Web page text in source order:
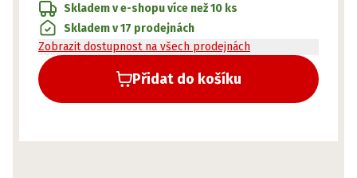
Přidat do košíku
Skladem v e-shopuvíce než 10 ks
Skladem v 17 prodejnách
Zobrazit dostupnost na všech prodejnách